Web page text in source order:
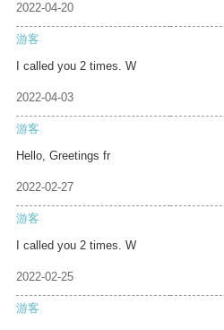
2022-04-20
游客
I called you 2 times. W
2022-04-03
游客
Hello, Greetings fr
2022-02-27
游客
I called you 2 times. W
2022-02-25
游客